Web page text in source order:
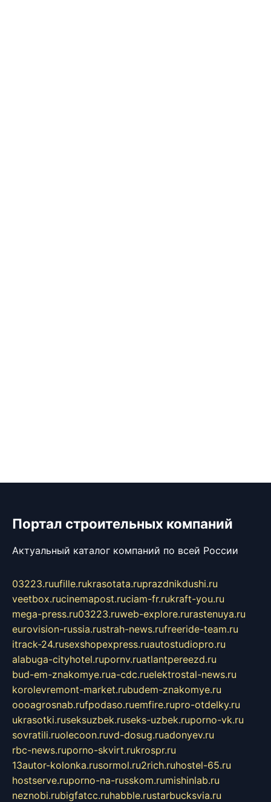
Портал строительных компаний
Актуальный каталог компаний по всей России
03223.ruufille.rukrasotata.ruprazdnikdushi.ru
veetbox.rucinemapost.ruciam-fr.rukraft-you.ru
mega-press.ru03223.ruweb-explore.rurastenuya.ru
eurovision-russia.rustrah-news.rufreeride-team.ru
itrack-24.rusexshopexpress.ruautostudiopro.ru
alabuga-cityhotel.rupornv.ruatlantpereezd.ru
bud-em-znakomye.rua-cdc.ruelektrostal-news.ru
korolevremont-market.rubudem-znakomye.ru
oooagrosnab.rufpodaso.ruemfire.rupro-otdelky.ru
ukrasotki.ruseksuzbek.ruseks-uzbek.ruporno-vk.ru
sovratili.ruolecoon.ruvd-dosug.ruadonyev.ru
rbc-news.ruporno-skvirt.rukrospr.ru
13autor-kolonka.rusormol.ru2rich.ruhostel-65.ru
hostserve.ruporno-na-russkom.rumishinlab.ru
neznobi.rubigfatcc.ruhabble.rustarbucksvia.ru